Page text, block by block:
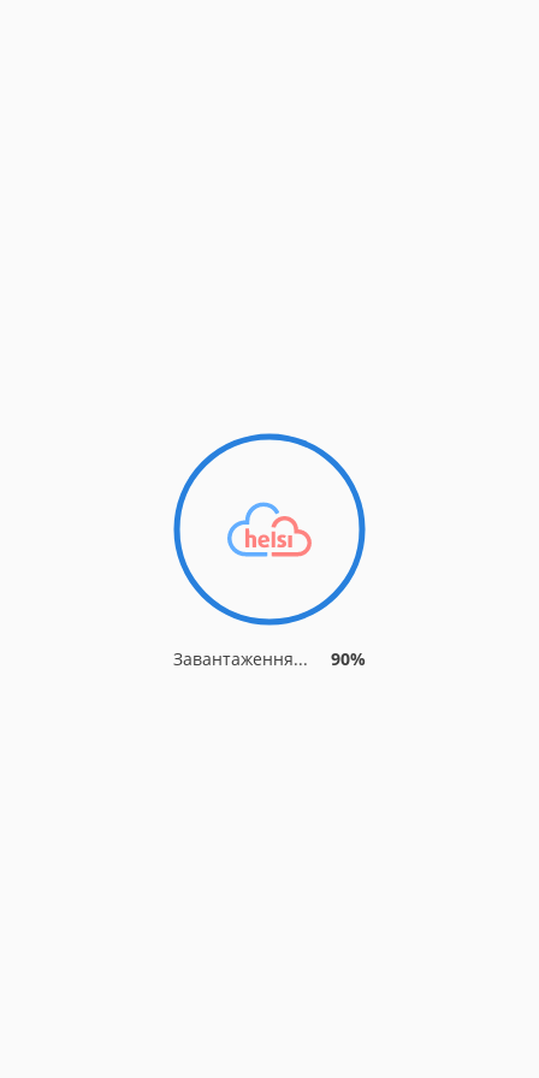
Завантаження... 90%